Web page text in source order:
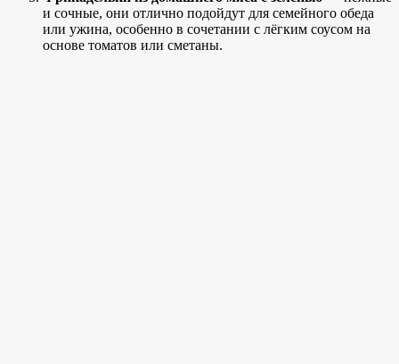
и сочные, они отлично подойдут для семейного обеда
или ужина, особенно в сочетании с лёгким соусом на
основе томатов или сметаны.